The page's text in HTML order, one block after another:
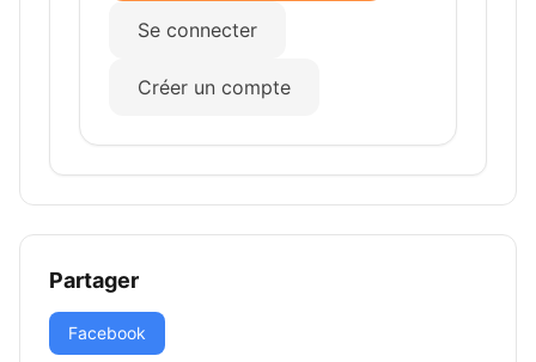
Se connecter
Créer un compte
Partager
Facebook